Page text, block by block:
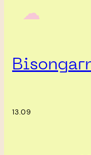
‎ ‎‎ ☁︎‎‎
13.09